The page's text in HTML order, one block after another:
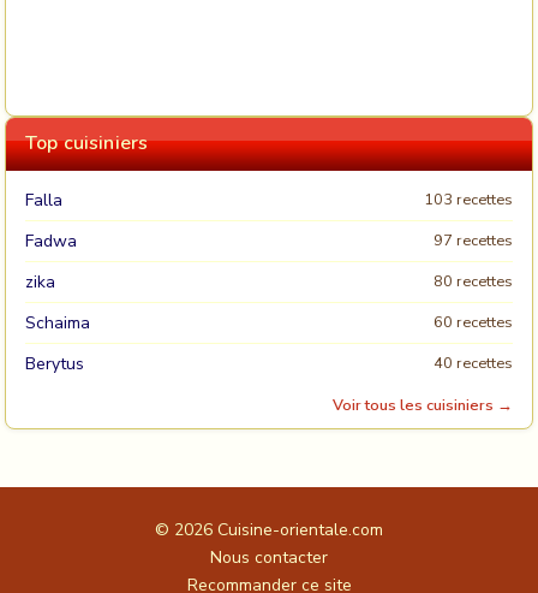
Top cuisiniers
Falla 103 recettes
Fadwa 97 recettes
zika 80 recettes
Schaima 60 recettes
Berytus
40 recettes
Voir tous les cuisiniers →
© 2026 Cuisine-orientale.com
Nous contacter
Recommander ce site